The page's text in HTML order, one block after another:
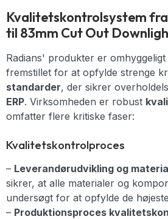
Kvalitetskontrolsystem
til 83mm Cut Out
Radians' produkter er omhyggeligt
fremstillet for at opfylde strenge
standarder, der sikrer
ERP. Virksomheden er robust
omfatter flere kritiske faser:
Kvalitetskontrolproces
– Leverandørudvikling og
sikrer, at alle materialer og
undersøgt for at opfylde de
– Produktionsproces